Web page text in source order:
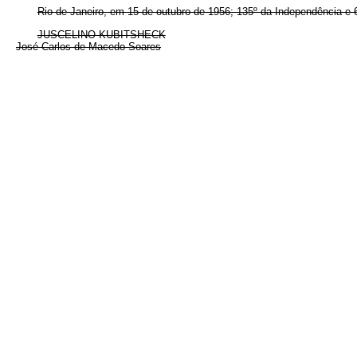
Rio de Janeiro, em 15 de outubro de 1956; 135º da Independência e
JUSCELINO KUBITSHECK
José Carlos de Macedo Soares